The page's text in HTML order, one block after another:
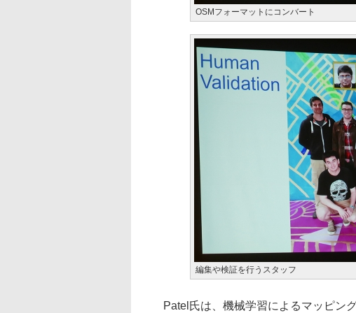
OSMフォーマットにコンバート
編集や検証を行うスタッフ
Patel氏は、機械学習によるマッピン